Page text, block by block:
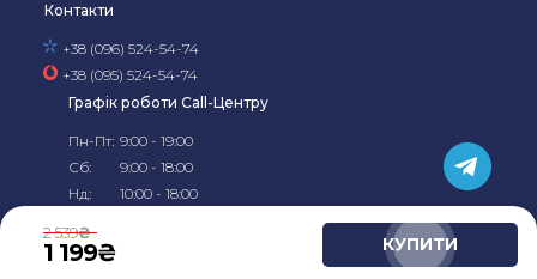
2 539
1 199 КУПИТИ
Контакти
+38 (096) 524-54-74
+38 (095) 524-54-74
Графік роботи Call-Центру
Пн-Пт:
Сб:
Нд:
9:00 - 19:00
9:00 - 18:00
10:00 - 18:00